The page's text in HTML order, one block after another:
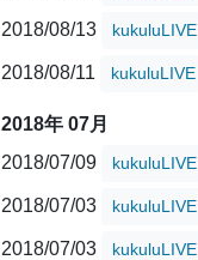
2018/08/13 kukuluLIVE
2018/08/11 kukuluLIVE
2018年 07月
2018/07/09
kukuluLIVE
2018/07/03 kukuluLIVE
2018/07/03 kukuluLIVE